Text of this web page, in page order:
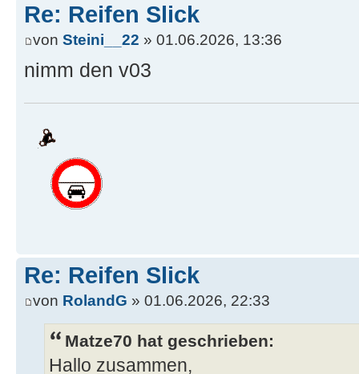
Re: Reifen Slick
von Steini__22 » 01.06.2026, 13:36
nimm den v03
Re: Reifen Slick
von RolandG » 01.06.2026, 22:33
Matze70 hat geschrieben:
Hallo zusammen,